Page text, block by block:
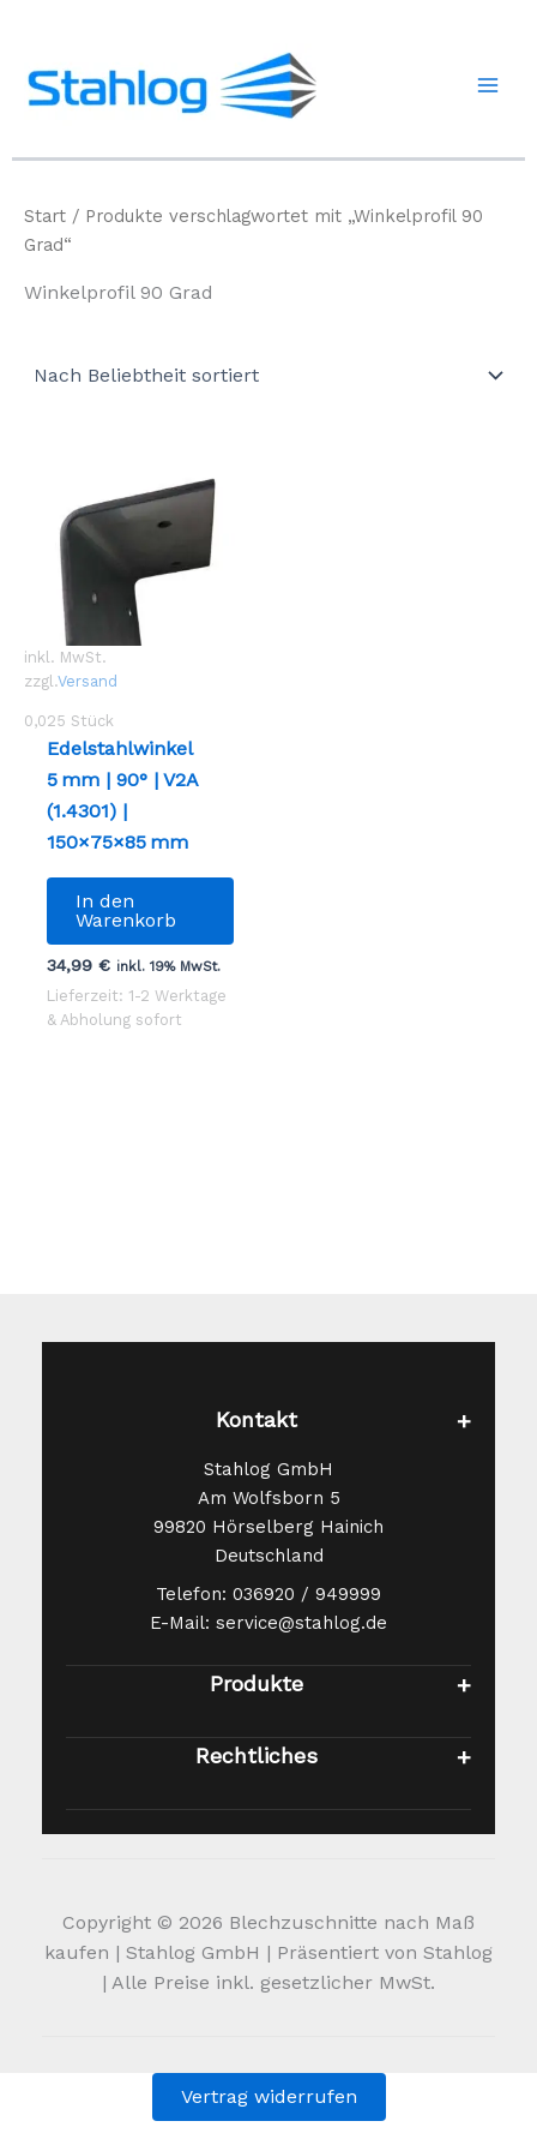
springen
Start / Produkte verschlagwortet mit „Winkelprofil 90
Grad“
Winkelprofil 90 Grad
inkl. MwSt.
zzgl.Versand
0,025 Stück
Edelstahlwinkel
5 mm | 90° | V2A
(1.4301) |
150×75×85 mm
In den
Warenkorb
34,99€ inkl. 19% MwSt.
Lieferzeit: 1-2 Werktage
& Abholung sofort
Kontakt
Stahlog GmbH
Am Wolfsborn 5
99820 Hörselberg Hainich
Deutschland
Telefon: 036920 / 949999
E-Mail: service@stahlog.de
Produkte
Rechtliches
Copyright © 2026 Blechzuschnitte nach Maß
kaufen | Stahlog GmbH | Präsentiert von Stahlog
| Alle Preise inkl. gesetzlicher MwSt.
Vertrag widerrufen